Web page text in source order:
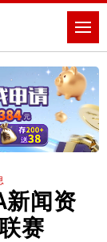
新闻资
赛